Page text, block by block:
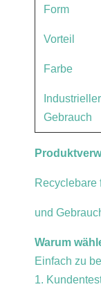
Form
Vorteil
Farbe
Industrieller
Gebrauch
Recyclebare
und
Warum
Einfach zu
1.